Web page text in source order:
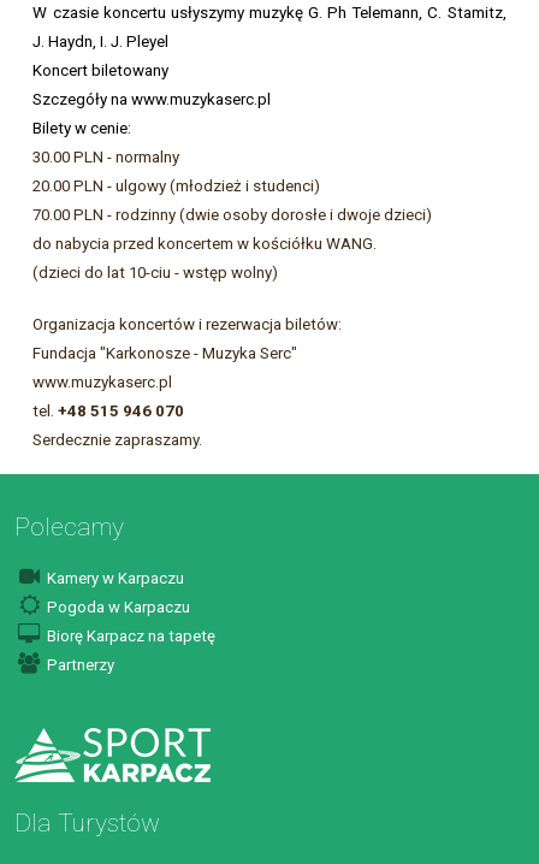
W czasie koncertu usłyszymy muzykę G. Ph Telemann, C. Stamitz,
J. Haydn, I. J. Pleyel
Koncert biletowany
Szczegóły na www.muzykaserc.pl
Bilety w cenie:
30.00 PLN - normalny
20.00 PLN - ulgowy (młodzież i studenci)
70.00 PLN - rodzinny (dwie osoby dorosłe i dwoje dzieci)
do nabycia przed koncertem w kościółku WANG.
(dzieci do lat 10-ciu - wstęp wolny)
Organizacja koncertów i rezerwacja biletów:
Fundacja "Karkonosze - Muzyka Serc"
www.muzykaserc.pl
tel.+48 515 946 070
Serdecznie zapraszamy.
Polecamy
Kamery w Karpaczu
Pogoda w Karpaczu
Biorę Karpacz na tapetę
Partnerzy
Dla Turystów